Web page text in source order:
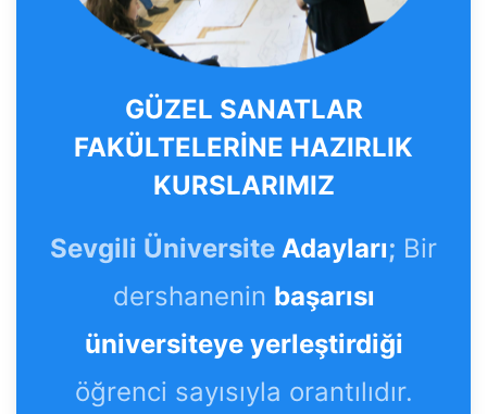
GÜZEL SANATLAR
FAKÜLTELERİNE HAZIRLIK
KURSLARIMIZ
Sevgili Üniversite Adayları; Bir
dershanenin başarısı
üniversiteye yerleştirdiği
öğrenci sayısıyla orantılıdır.